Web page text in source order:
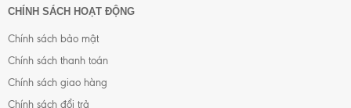
CHÍNH SÁCH HOẠT ĐỘNG
Chính sách bảo mật
Chính sách thanh toán
Chính sách giao hàng
Chính sách đổi trả